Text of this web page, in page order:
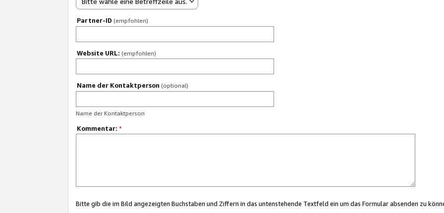
Partner-ID (empfohlen)
Website URL: (empfohlen)
Name der Kontaktperson (optional)
Name der Kontaktperson
Kommentar: *
Bitte gib die im Bild angezeigten Buchstaben und Ziffern in das untenstehende Textfeld ein um das Formular absenden zu